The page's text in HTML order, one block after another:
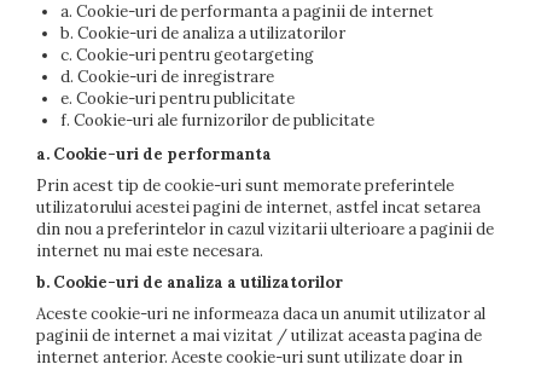
a. Cookie-uri de performanta a paginii de internet
b. Cookie-uri de analiza a utilizatorilor
c. Cookie-uri pentru geotargeting
d. Cookie-uri de inregistrare
e. Cookie-uri pentru publicitate
f. Cookie-uri ale furnizorilor de publicitate
a. Cookie-uri de performanta
Prin acest tip de cookie-uri sunt memorate preferintele
utilizatorului acestei pagini de internet, astfel incat setarea
din nou a preferintelor in cazul vizitarii ulterioare a paginii de
internet nu mai este necesara.
b. Cookie-uri de analiza a utilizatorilor
Aceste cookie-uri ne informeaza daca un anumit utilizator al
paginii de internet a mai vizitat / utilizat aceasta pagina de
internet anterior. Aceste cookie-uri sunt utilizate doar in